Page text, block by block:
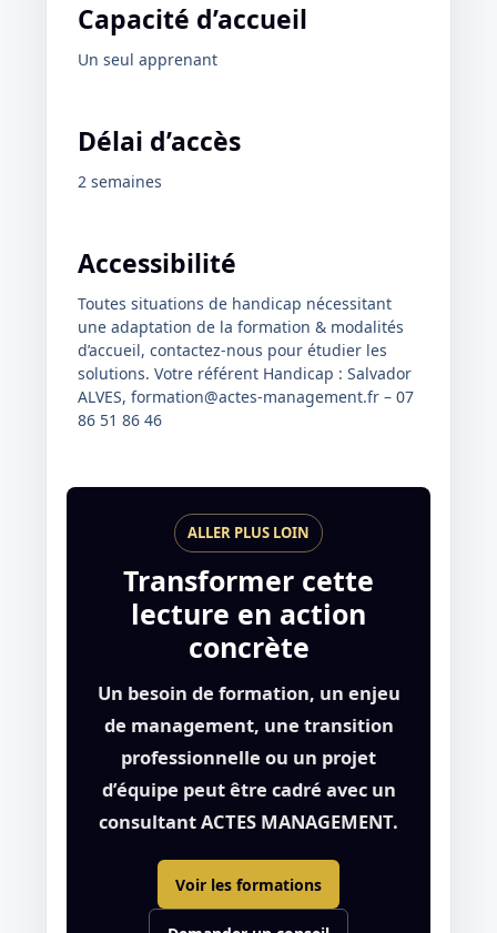
Capacité d’accueil
Un seul apprenant
Délai d’accès
2 semaines
Accessibilité
Toutes situations de handicap nécessitant
une adaptation de la formation & modalités
d’accueil, contactez-nous pour étudier les
solutions. Votre référent Handicap : Salvador
ALVES, formation@actes-management.fr – 07
86 51 86 46
ALLER PLUS LOIN
Transformer cette
lecture en action
concrète
Un besoin de formation, un enjeu
de management, une transition
professionnelle ou un projet
d’équipe peut être cadré avec un
consultant ACTES MANAGEMENT.
Voir les formations